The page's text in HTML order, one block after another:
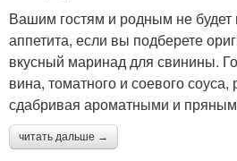
Вашим гостям и родным не будет
аппетита, если вы подберете
вкусный маринад для свинины.
вина, томатного и соевого соуса,
сдабривая ароматными и
читать дальше →